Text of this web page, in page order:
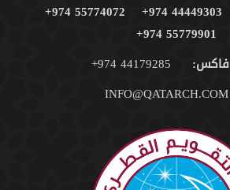
44449303 974+
55774072 974+
55779901 974+
فاكس: